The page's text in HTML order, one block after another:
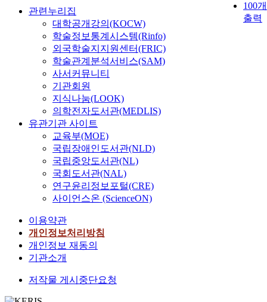
100
출력
관련누리집
대학공개강의(KOCW)
학술정보통계시스템(Rinfo)
외국학술지지원센터(FRIC)
학술관계분석서비스(SAM)
사서커뮤니티
기관회원
지식나눔(LOOK)
의학전자도서관(MEDLIS)
유관기관 사이트
교육부(MOE)
국립장애인도서관(NLD)
국립중앙도서관(NL)
국회도서관(NAL)
연구윤리정보포털(CRE)
사이언스온 (ScienceON)
이용약관
개인정보처리방침
개인정보 재동의
기관소개
저작물 게시중단요청